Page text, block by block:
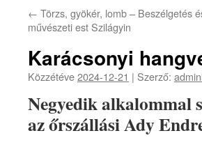
← Törzs, gyökér, lomb – Beszélgetés
művészeti est Szilágyin
Karácsonyi
Közzétéve2024-12-21 | Szerző:
Negyedik alkalommal
az őrszállási Ady